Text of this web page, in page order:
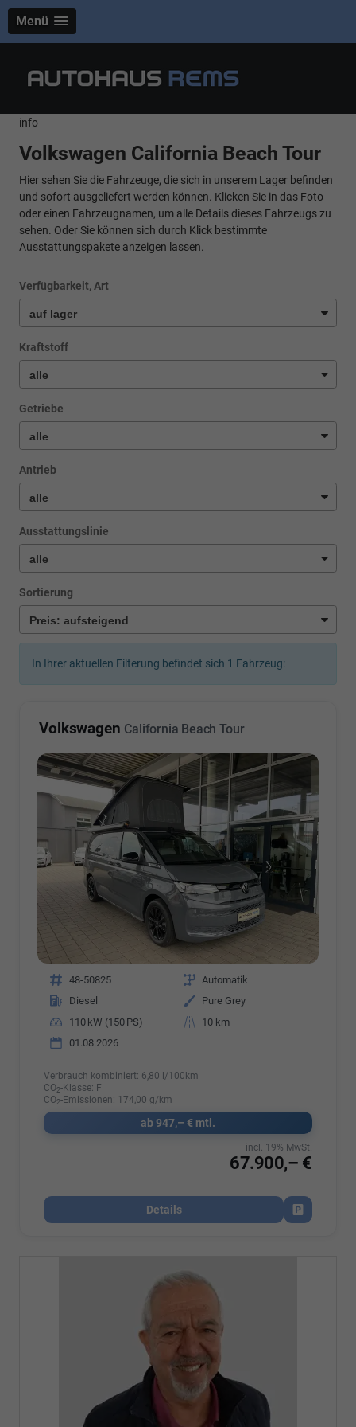
Menü
info
Volkswagen California Beach Tour
Hier sehen Sie die Fahrzeuge, die sich in unserem Lager befinden
und sofort ausgeliefert werden können. Klicken Sie in das Foto
oder einen Fahrzeugnamen, um alle Details dieses Fahrzeugs zu
sehen. Oder Sie können sich durch Klick bestimmte
Ausstattungspakete anzeigen lassen.
Verfügbarkeit, Art
Kraftstoff
Getriebe
Antrieb
Ausstattungslinie
Sortierung
In Ihrer aktuellen Filterung befindet sich 1 Fahrzeug:
Volkswagen California Beach Tour
Fahrzeugnr. 48-50825 Getriebe Automatik
Kraftstoff
Diesel Außenfarbe
Pure Grey
Leistung
110 kW (150 PS) Kilometerstand
10 km
01.08.2026
Verbrauch kombiniert: 6,80 l/100km
CO2-Klasse: F
CO2-Emissionen: 174,00 g/km
ab 947,– € mtl.
67.900,– €
incl. 19% MwSt.
Details
Fahrzeug